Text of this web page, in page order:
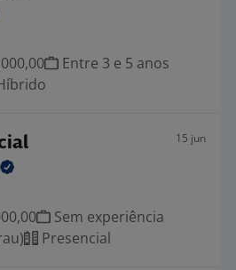
Entre 3 e 5 anos
15 jun
Sem experiência
Presencial